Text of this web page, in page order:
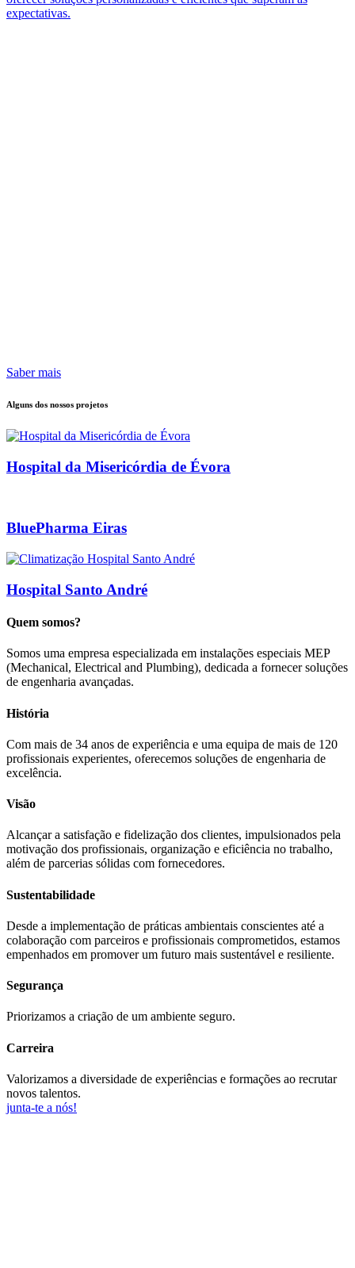
expectativas.
Saber mais
Alguns dos nossos projetos
Hospital da Misericórdia de Évora
BluePharma Eiras
Hospital Santo André
Quem somos?
Somos uma empresa especializada em instalações especiais MEP
(Mechanical, Electrical and Plumbing), dedicada a fornecer soluções
de engenharia avançadas.
História
Com mais de 34 anos de experiência e uma equipa de mais de 120
profissionais experientes, oferecemos soluções de engenharia de
excelência.
Visão
Alcançar a satisfação e fidelização dos clientes, impulsionados pela
motivação dos profissionais, organização e eficiência no trabalho,
além de parcerias sólidas com fornecedores.
Sustentabilidade
Desde a implementação de práticas ambientais conscientes até a
colaboração com parceiros e profissionais comprometidos, estamos
empenhados em promover um futuro mais sustentável e resiliente.
Segurança
Priorizamos a criação de um ambiente seguro.
Carreira
Valorizamos a diversidade de experiências e formações ao recrutar
novos talentos.
junta-te a nós!